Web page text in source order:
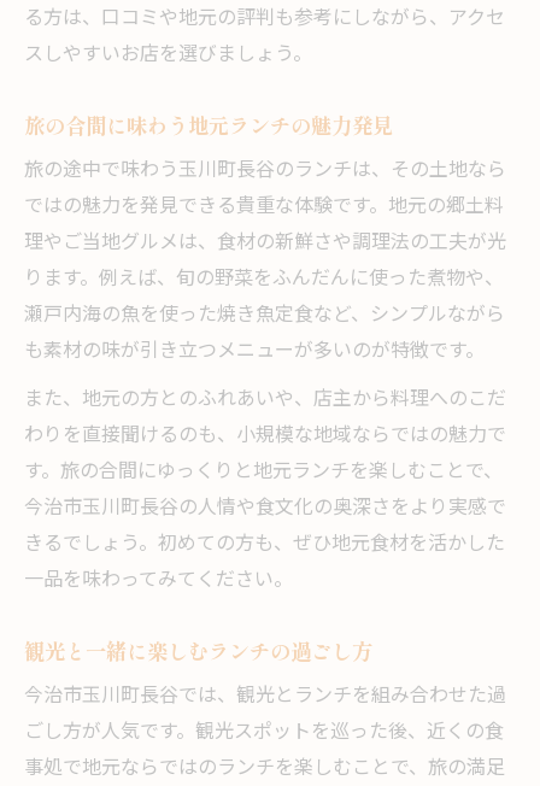
る方は、口コミや地元の評判も参考にしながら、アクセ
スしやすいお店を選びましょう。
旅の合間に味わう地元ランチの魅力発見
旅の途中で味わう玉川町長谷のランチは、その土地なら
ではの魅力を発見できる貴重な体験です。地元の郷土料
理やご当地グルメは、食材の新鮮さや調理法の工夫が光
ります。例えば、旬の野菜をふんだんに使った煮物や、
瀬戸内海の魚を使った焼き魚定食など、シンプルながら
も素材の味が引き立つメニューが多いのが特徴です。
また、地元の方とのふれあいや、店主から料理へのこだ
わりを直接聞けるのも、小規模な地域ならではの魅力で
す。旅の合間にゆっくりと地元ランチを楽しむことで、
今治市玉川町長谷の人情や食文化の奥深さをより実感で
きるでしょう。初めての方も、ぜひ地元食材を活かした
一品を味わってみてください。
観光と一緒に楽しむランチの過ごし方
今治市玉川町長谷では、観光とランチを組み合わせた過
ごし方が人気です。観光スポットを巡った後、近くの食
事処で地元ならではのランチを楽しむことで、旅の満足